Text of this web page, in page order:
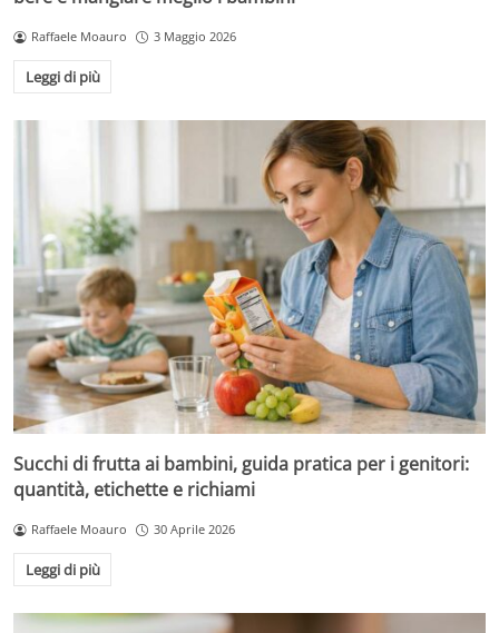
Raffaele Moauro 3 Maggio 2026
Leggi di più
Succhi di frutta ai bambini, guida pratica per i genitori:
quantità, etichette e richiami
Raffaele Moauro 30 Aprile 2026
Leggi di più